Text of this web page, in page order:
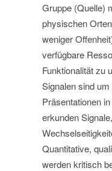
Gruppe (Quelle)
physischen
weniger
verfügbare
Funktionalität zu
Signalen sind
Präsentationen
erkunden
Quantitative,
werden kritisch